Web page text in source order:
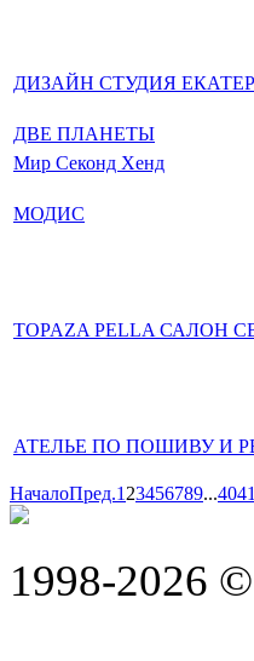
ДИЗАЙН СТУДИЯ
ДВЕ ПЛАНЕТЫ
Мир Секонд Хенд
МОДИС
TOPAZA PELLA
АТЕЛЬЕ ПО ПОШИВУ И
НачалоПред.1 23456789...4041
1998-2026